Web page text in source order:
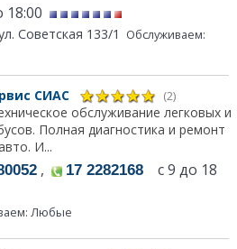
18:00
Советская 133/1
Обслуживаем:
СИАС (2)
обслуживание легковых и
Полная диагностика и ремонт
И...
, 17 2282168 с 9 до 18
Любые